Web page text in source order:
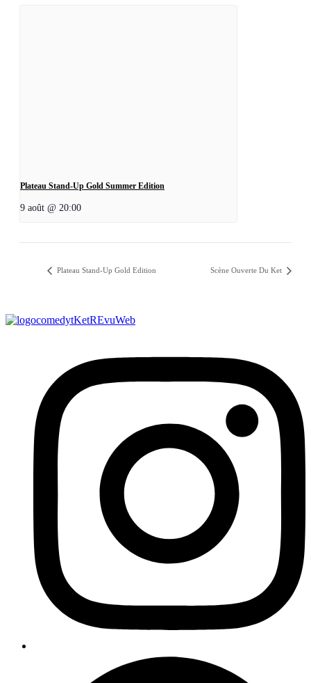
Plateau Stand-Up Gold Summer Edition
9 août @ 20:00
Plateau Stand-Up Gold Edition Scène Ouverte Du Ket